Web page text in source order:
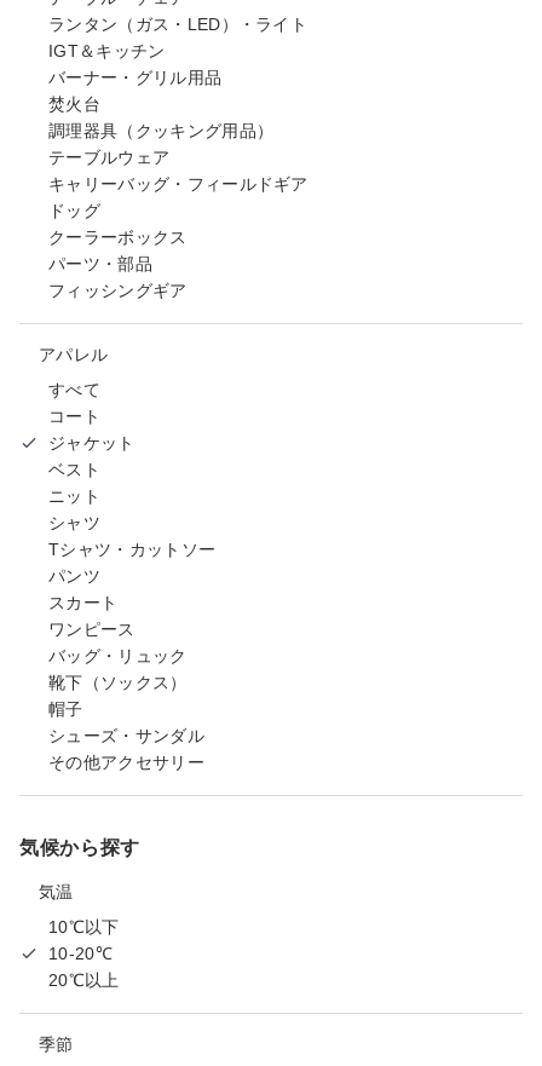
ランタン（ガス・LED）・ライト
IGT＆キッチン
バーナー・グリル用品
焚火台
調理器具（クッキング用品）
テーブルウェア
キャリーバッグ・フィールドギア
ドッグ
クーラーボックス
パーツ・部品
フィッシングギア
アパレル
すべて
コート
ジャケット
ベスト
ニット
シャツ
Tシャツ・カットソー
パンツ
スカート
ワンピース
バッグ・リュック
靴下（ソックス）
帽子
シューズ・サンダル
その他アクセサリー
気候から探す
気温
10℃以下
10-20℃
20℃以上
季節